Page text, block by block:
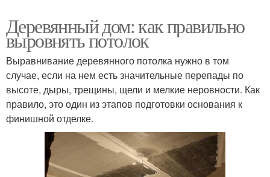
Деревянный дом: как правильно
выровнять потолок
Выравнивание деревянного потолка нужно в том
случае, если на нем есть значительные перепады по
высоте, дыры, трещины, щели и мелкие неровности. Как
правило, это один из этапов подготовки основания к
финишной отделке.